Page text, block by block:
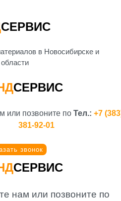
СЕРВИС
в Новосибирске и
области
СЕРВИС
или позвоните по Тел.: +7
381-92-01
звонок
СЕРВИС
нам или позвоните по